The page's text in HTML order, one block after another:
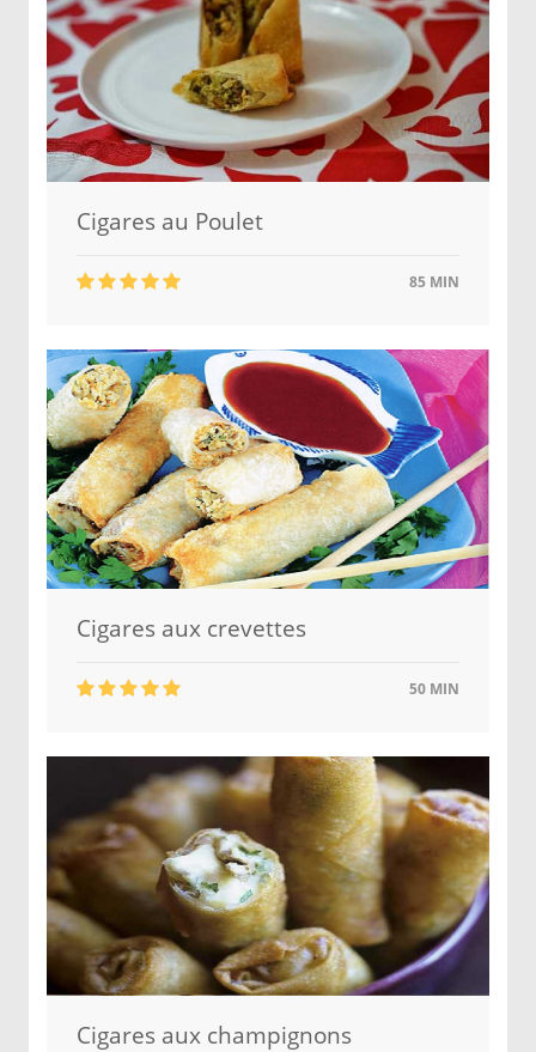
Cigares au Poulet
85 MIN
Cigares aux crevettes
50 MIN
Cigares aux champignons